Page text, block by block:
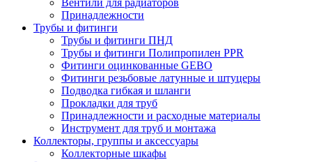
Вентили для радиаторов
Принадлежности
Трубы и фитинги
Трубы и фитинги ПНД
Трубы и фитинги Полипропилен PPR
Фитинги оцинкованные GEBO
Фитинги резьбовые латунные и штуцеры
Подводка гибкая и шланги
Прокладки для труб
Принадлежности и расходные материалы
Инструмент для труб и монтажа
Коллекторы, группы и аксессуары
Коллекторные шкафы